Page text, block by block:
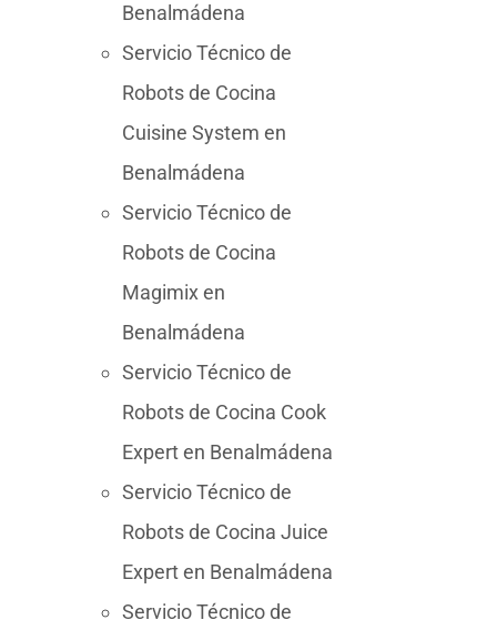
Benalmádena
Servicio Técnico de
Robots de Cocina
Cuisine System en
Benalmádena
Servicio Técnico de
Robots de Cocina
Magimix en
Benalmádena
Servicio Técnico de
Robots de Cocina Cook
Expert en Benalmádena
Servicio Técnico de
Robots de Cocina Juice
Expert en Benalmádena
Servicio Técnico de